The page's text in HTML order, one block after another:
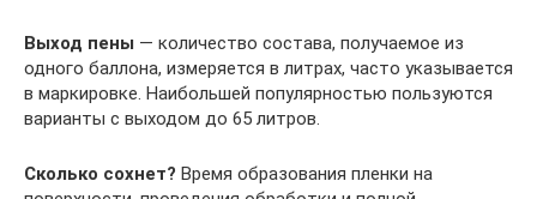
Выход пены — количество состава, получаемое из
одного баллона, измеряется в литрах, часто указывается
в маркировке. Наибольшей популярностью пользуются
варианты с выходом до 65 литров.
Сколько сохнет? Время образования пленки на